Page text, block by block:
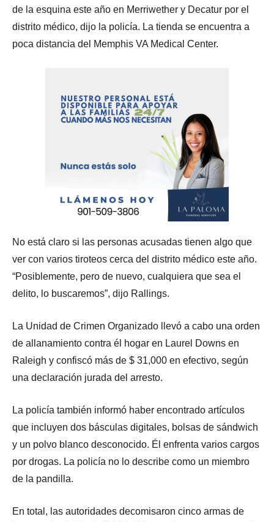
de la esquina este año en Merriwether y Decatur por el
distrito médico, dijo la policía. La tienda se encuentra a
poca distancia del Memphis VA Medical Center.
No está claro si las personas acusadas tienen algo que
ver con varios tiroteos cerca del distrito médico este año.
“Posiblemente, pero de nuevo, cualquiera que sea el
delito, lo buscaremos”, dijo Rallings.
La Unidad de Crimen Organizado llevó a cabo una orden
de allanamiento contra él hogar en Laurel Downs en
Raleigh y confiscó más de $ 31,000 en efectivo, según
una declaración jurada del arresto.
La policía también informó haber encontrado artículos
que incluyen dos básculas digitales, bolsas de sándwich
y un polvo blanco desconocido. Él enfrenta varios cargos
por drogas. La policía no lo describe como un miembro
de la pandilla.
En total, las autoridades decomisaron cinco armas de